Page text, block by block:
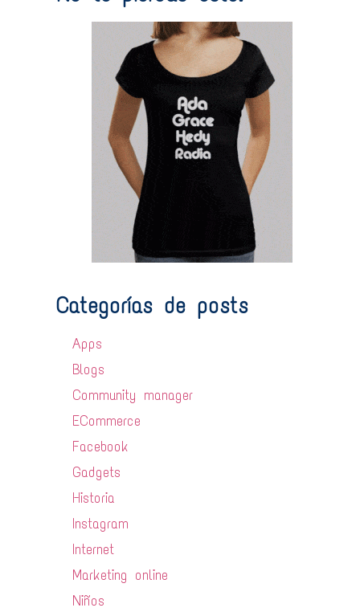
Categorías de posts
Apps
Blogs
Community manager
ECommerce
Facebook
Gadgets
Historia
Instagram
Internet
Marketing online
Niños